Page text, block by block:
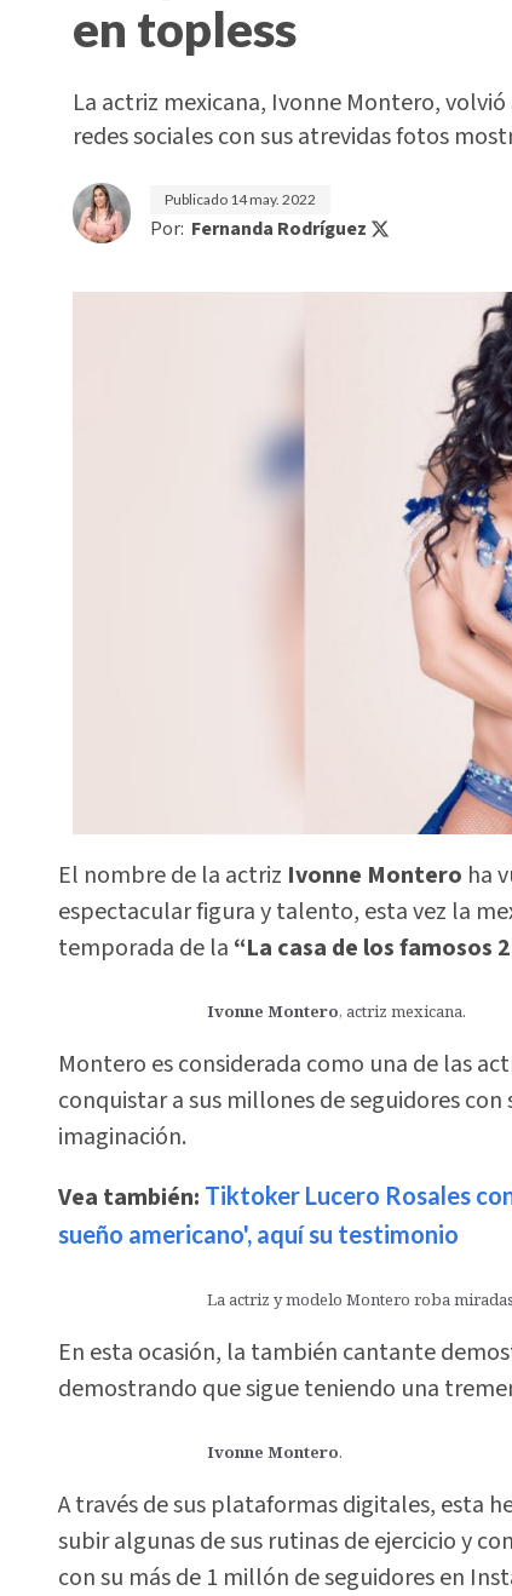
en topless
La actriz mexicana, Ivonne Montero,
redes sociales con sus atrevidas fotos
Publicado 14 may. 2022
Por: Fernanda Rodríguez
El nombre de la actriz Ivonne Montero ha
espectacular figura y talento, esta vez la
temporada de la “La casa de los famosos
Ivonne Montero, actriz mexicana.
Montero es considerada como una de las
conquistar a sus millones de seguidores
imaginación.
Vea también: Tiktoker Lucero Rosales
sueño americano', aquí su testimonio
La actriz y modelo Montero roba miradas
En esta ocasión, la también cantante
demostrando que sigue teniendo una
Ivonne Montero.
A través de sus plataformas digitales, esta
subir algunas de sus rutinas de ejercicio y
con su más de 1 millón de seguidores en